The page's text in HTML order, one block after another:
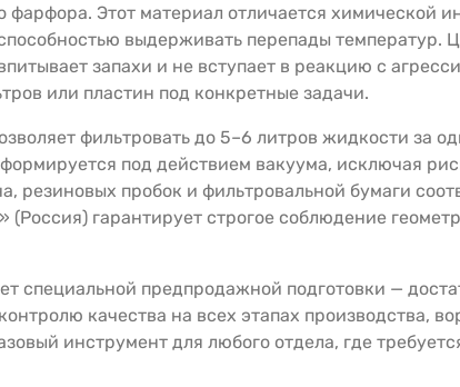
фарфора. Этот материал отличается химической
выдерживать перепады температур.
запахи и не вступает в реакцию с
или пластин под конкретные задачи.
фильтровать до 5–6 литров жидкости за
под действием вакуума, исключая
резиновых пробок и фильтровальной бумаги
(Россия) гарантирует строгое соблюдение
специальной предпродажной подготовки —
качества на всех этапах производства,
инструмент для любого отдела, где